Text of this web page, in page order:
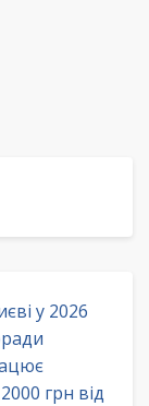
у 2026
грн від